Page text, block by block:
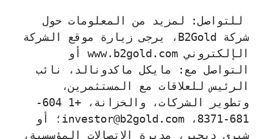
للتواصل: لمزيد من المعلومات حول
شركة B2Gold، يرجى زيارة موقع الشركة
الإلكتروني www.b2gold.com أو
التواصل مع: مايكل ماكدونالد، نائب
الرئيس للعلاقات مع المستثمرين،
وتطوير الشركات، والخزانة، +1 604-
681-8371، investor@b2gold.com؛ أو
شيري ديجير، مديرة الاتصالات المؤسسية،